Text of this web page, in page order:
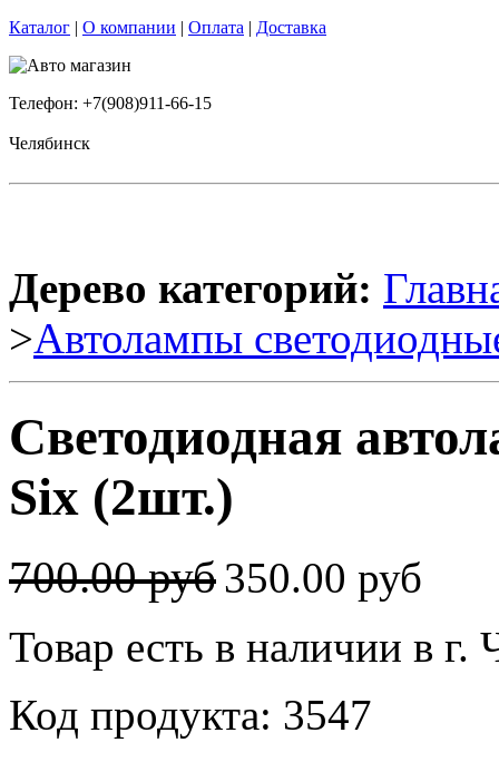
Каталог | О компании | Оплата | Доставка
Телефон: +7(908)911-66-15
Челябинск
Дерево категорий:
>Автолампы
Светодиодная
Six (2шт.)
700.00 руб350.00 руб
Товар есть в наличии в г.
Код продукта: 3547